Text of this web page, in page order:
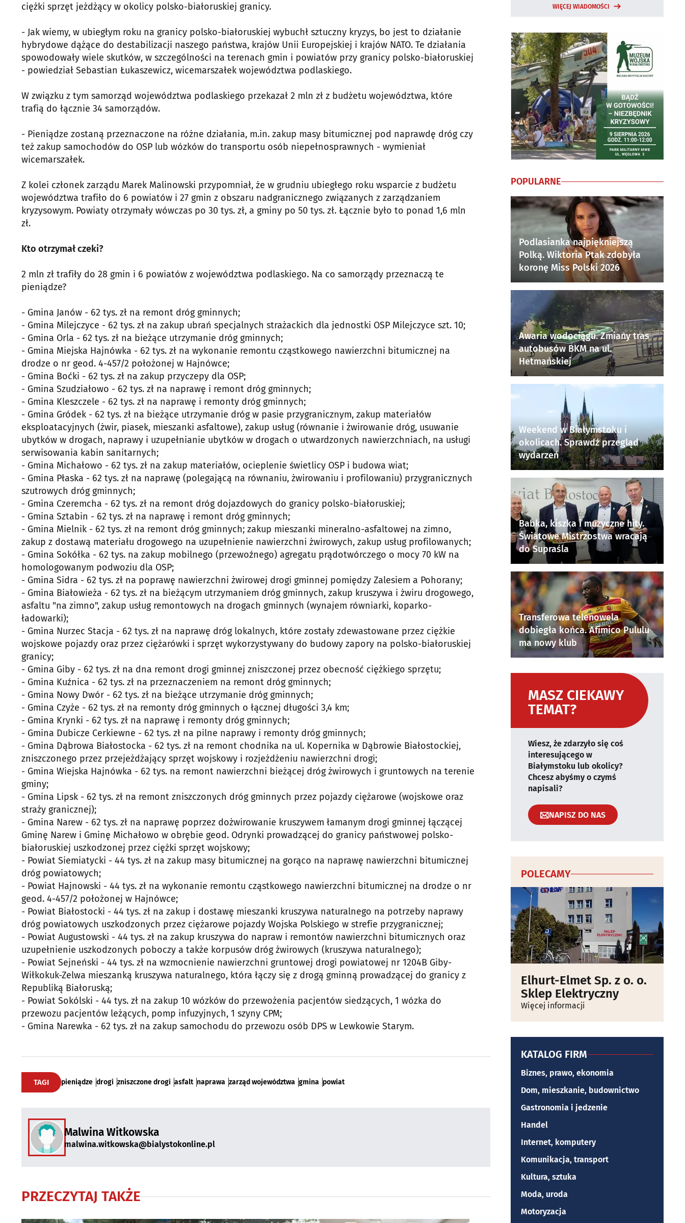
ciężki sprzęt jeżdżący w okolicy polsko-białoruskiej granicy.
- Jak wiemy, w ubiegłym roku na granicy polsko-białoruskiej wybuchł sztuczny kryzys, bo jest to działanie
hybrydowe dążące do destabilizacji naszego państwa, krajów Unii Europejskiej i krajów NATO. Te działania
spowodowały wiele skutków, w szczególności na terenach gmin i powiatów przy granicy polsko-białoruskiej
- powiedział Sebastian Łukaszewicz, wicemarszałek województwa podlaskiego.
W związku z tym samorząd województwa podlaskiego przekazał 2 mln zł z budżetu województwa, które
trafią do łącznie 34 samorządów.
- Pieniądze zostaną przeznaczone na różne działania, m.in. zakup masy bitumicznej pod naprawdę dróg czy
też zakup samochodów do OSP lub wózków do transportu osób niepełnosprawnych - wymieniał
wicemarszałek.
Z kolei członek zarządu Marek Malinowski przypomniał, że w grudniu ubiegłego roku wsparcie z budżetu
województwa trafiło do 6 powiatów i 27 gmin z obszaru nadgranicznego związanych z zarządzaniem
kryzysowym. Powiaty otrzymały wówczas po 30 tys. zł, a gminy po 50 tys. zł. Łącznie było to ponad 1,6 mln
zł.
Kto otrzymał czeki?
2 mln zł trafiły do 28 gmin i 6 powiatów z województwa podlaskiego. Na co samorządy przeznaczą te
pieniądze?
- Gmina Janów - 62 tys. zł na remont dróg gminnych;
- Gmina Milejczyce - 62 tys. zł na zakup ubrań specjalnych strażackich dla jednostki OSP Milejczyce szt. 10;
- Gmina Orla - 62 tys. zł na bieżące utrzymanie dróg gminnych;
- Gmina Miejska Hajnówka - 62 tys. zł na wykonanie remontu cząstkowego nawierzchni bitumicznej na
drodze o nr geod. 4-457/2 położonej w Hajnówce;
- Gmina Boćki - 62 tys. zł na zakup przyczepy dla OSP;
- Gmina Szudziałowo - 62 tys. zł na naprawę i remont dróg gminnych;
- Gmina Kleszczele - 62 tys. zł na naprawę i remonty dróg gminnych;
- Gmina Gródek - 62 tys. zł na bieżące utrzymanie dróg w pasie przygranicznym, zakup materiałów
eksploatacyjnych (żwir, piasek, mieszanki asfaltowe), zakup usług (równanie i żwirowanie dróg, usuwanie
ubytków w drogach, naprawy i uzupełnianie ubytków w drogach o utwardzonych nawierzchniach, na usługi
serwisowania kabin sanitarnych;
- Gmina Michałowo - 62 tys. zł na zakup materiałów, ocieplenie świetlicy OSP i budowa wiat;
- Gmina Płaska - 62 tys. zł na naprawę (polegającą na równaniu, żwirowaniu i profilowaniu) przygranicznych
szutrowych dróg gminnych;
- Gmina Czeremcha - 62 tys. zł na remont dróg dojazdowych do granicy polsko-białoruskiej;
- Gmina Sztabin - 62 tys. zł na naprawę i remont dróg gminnych;
- Gmina Mielnik - 62 tys. zł na remont dróg gminnych; zakup mieszanki mineralno-asfaltowej na zimno,
zakup z dostawą materiału drogowego na uzupełnienie nawierzchni żwirowych, zakup usług profilowanych;
- Gmina Sokółka - 62 tys. na zakup mobilnego (przewoźnego) agregatu prądotwórczego o mocy 70 kW na
homologowanym podwoziu dla OSP;
- Gmina Sidra - 62 tys. zł na poprawę nawierzchni żwirowej drogi gminnej pomiędzy Zalesiem a Pohorany;
- Gmina Białowieża - 62 tys. zł na bieżącym utrzymaniem dróg gminnych, zakup kruszywa i żwiru drogowego,
asfaltu "na zimno", zakup usług remontowych na drogach gminnych (wynajem równiarki, koparko-
ładowarki);
- Gmina Nurzec Stacja - 62 tys. zł na naprawę dróg lokalnych, które zostały zdewastowane przez ciężkie
wojskowe pojazdy oraz przez ciężarówki i sprzęt wykorzystywany do budowy zapory na polsko-białoruskiej
granicy;
- Gmina Giby - 62 tys. zł na dna remont drogi gminnej zniszczonej przez obecność ciężkiego sprzętu;
- Gmina Kuźnica - 62 tys. zł na przeznaczeniem na remont dróg gminnych;
- Gmina Nowy Dwór - 62 tys. zł na bieżące utrzymanie dróg gminnych;
- Gmina Czyże - 62 tys. zł na remonty dróg gminnych o łącznej długości 3,4 km;
- Gmina Krynki - 62 tys. zł na naprawę i remonty dróg gminnych;
- Gmina Dubicze Cerkiewne - 62 tys. zł na pilne naprawy i remonty dróg gminnych;
- Gmina Dąbrowa Białostocka - 62 tys. zł na remont chodnika na ul. Kopernika w Dąbrowie Białostockiej,
zniszczonego przez przejeżdżający sprzęt wojskowy i rozjeżdżeniu nawierzchni drogi;
- Gmina Wiejska Hajnówka - 62 tys. na remont nawierzchni bieżącej dróg żwirowych i gruntowych na terenie
gminy;
- Gmina Lipsk - 62 tys. zł na remont zniszczonych dróg gminnych przez pojazdy ciężarowe (wojskowe oraz
straży granicznej);
- Gmina Narew - 62 tys. zł na naprawę poprzez dożwirowanie kruszywem łamanym drogi gminnej łączącej
Gminę Narew i Gminę Michałowo w obrębie geod. Odrynki prowadzącej do granicy państwowej polsko-
białoruskiej uszkodzonej przez ciężki sprzęt wojskowy;
- Powiat Siemiatycki - 44 tys. zł na zakup masy bitumicznej na gorąco na naprawę nawierzchni bitumicznej
dróg powiatowych;
- Powiat Hajnowski - 44 tys. zł na wykonanie remontu cząstkowego nawierzchni bitumicznej na drodze o nr
geod. 4-457/2 położonej w Hajnówce;
- Powiat Białostocki - 44 tys. zł na zakup i dostawę mieszanki kruszywa naturalnego na potrzeby naprawy
dróg powiatowych uszkodzonych przez ciężarowe pojazdy Wojska Polskiego w strefie przygranicznej;
- Powiat Augustowski - 44 tys. zł na zakup kruszywa do napraw i remontów nawierzchni bitumicznych oraz
uzupełnienie uszkodzonych poboczy a także korpusów dróg żwirowych (kruszywa naturalnego);
- Powiat Sejneński - 44 tys. zł na wzmocnienie nawierzchni gruntowej drogi powiatowej nr 1204B Giby-
Wiłkokuk-Zelwa mieszanką kruszywa naturalnego, która łączy się z drogą gminną prowadzącej do granicy z
Republiką Białoruską;
- Powiat Sokólski - 44 tys. zł na zakup 10 wózków do przewożenia pacjentów siedzących, 1 wózka do
przewozu pacjentów leżących, pomp infuzyjnych, 1 szyny CPM;
- Gmina Narewka - 62 tys. zł na zakup samochodu do przewozu osób DPS w Lewkowie Starym.
TAGI pieniądze drogi zniszczone drogi asfalt naprawa zarząd województwa gmina powiat
Malwina Witkowska
malwina.witkowska@bialystokonline.pl
PRZECZYTAJ TAKŻE
WIĘCEJ WIADOMOŚCI
POPULARNE
Podlasianka najpiękniejszą
Polką. Wiktoria Ptak zdobyła
koronę Miss Polski 2026
Awaria wodociągu. Zmiany tras
autobusów BKM na ul.
Hetmańskiej
Weekend w Białymstoku i
okolicach. Sprawdź przegląd
wydarzeń
Babka, kiszka i muzyczne hity.
Światowe Mistrzostwa wracają
do Supraśla
Transferowa telenowela
dobiegła końca. Afimico Pululu
ma nowy klub
MASZ CIEKAWY
TEMAT?
Wiesz, że zdarzyło się coś
interesującego w
Białymstoku lub okolicy?
Chcesz abyśmy o czymś
napisali?
NAPISZ DO NAS
POLECAMY
Elhurt-Elmet Sp. z o. o.
Sklep Elektryczny
Więcej informacji
KATALOG FIRM
Biznes, prawo, ekonomia
Dom, mieszkanie, budownictwo
Gastronomia i jedzenie
Handel
Internet, komputery
Komunikacja, transport
Kultura, sztuka
Moda, uroda
Motoryzacja